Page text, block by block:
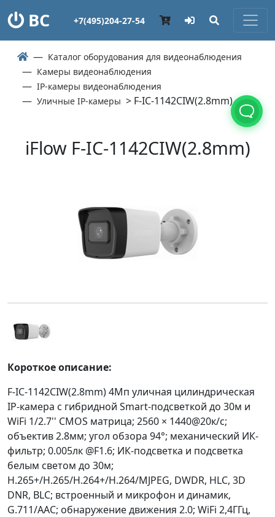
ВС +7(495)204-27-54
Каталог оборудования для видеонаблюдения
Камеры видеонаблюдения
IP-камеры видеонаблюдения
Уличные IP-камеры > F-IC-1142CIW(2.8mm)
iFlow F-IC-1142CIW(2.8mm)
Короткое описание:
F-IC-1142CIW(2.8mm) 4Мп уличная цилиндрическая
IP-камера c гибридной Smart-подсветкой до 30м и
WiFi 1/2.7'' CMOS матрица; 2560 × 1440@20к/с;
объектив 2.8мм; угол обзора 94°; механический ИК-
фильтр; 0.005лк @F1.6; ИК-подсветка и подсветка
белым светом до 30м;
H.265+/H.265/H.264+/H.264/MJPEG, DWDR, HLC, 3D
DNR, BLC; встроенный и микрофон и динамик,
G.711/AAC; обнаружение движения 2.0; WiFi 2,4ГГц,